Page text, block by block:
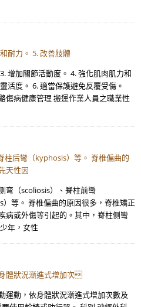
耐力。 5. 改善肢體
增加關節活動度。 4. 強化肌肉肌力和
活度。 6. 適當保護避免反覆受傷。
傷病健康管理 搬運作業人員之職業性
柱后彎（kyphosis）等。 脊椎偏曲的
天性因
弯（scoliosis）、脊柱前彎
）等。 脊椎偏曲的原因很多，脊椎矯正
病或外傷等引起的。其中，脊柱侧彎
年，女性
體狀況漸進式增加次
運動，依身體狀況漸進式增加次數及